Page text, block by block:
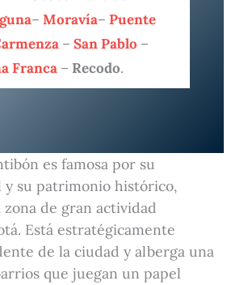
– Moravía– Puente
– San Pablo –
Franca– Recodo.
es famosa por su
su patrimonio histórico,
zona de gran actividad
Está estratégicamente
de la ciudad y alberga una
que juegan un papel